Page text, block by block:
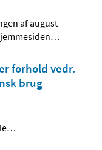
af august
…
forhold vedr.
brug
…